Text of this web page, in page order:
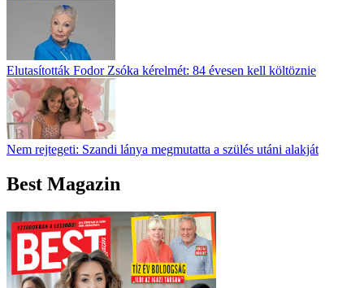
Elutasították Fodor Zsóka kérelmét: 84 évesen kell költöznie
Nem rejtegeti: Szandi lánya megmutatta a szülés utáni alakját
Best Magazin